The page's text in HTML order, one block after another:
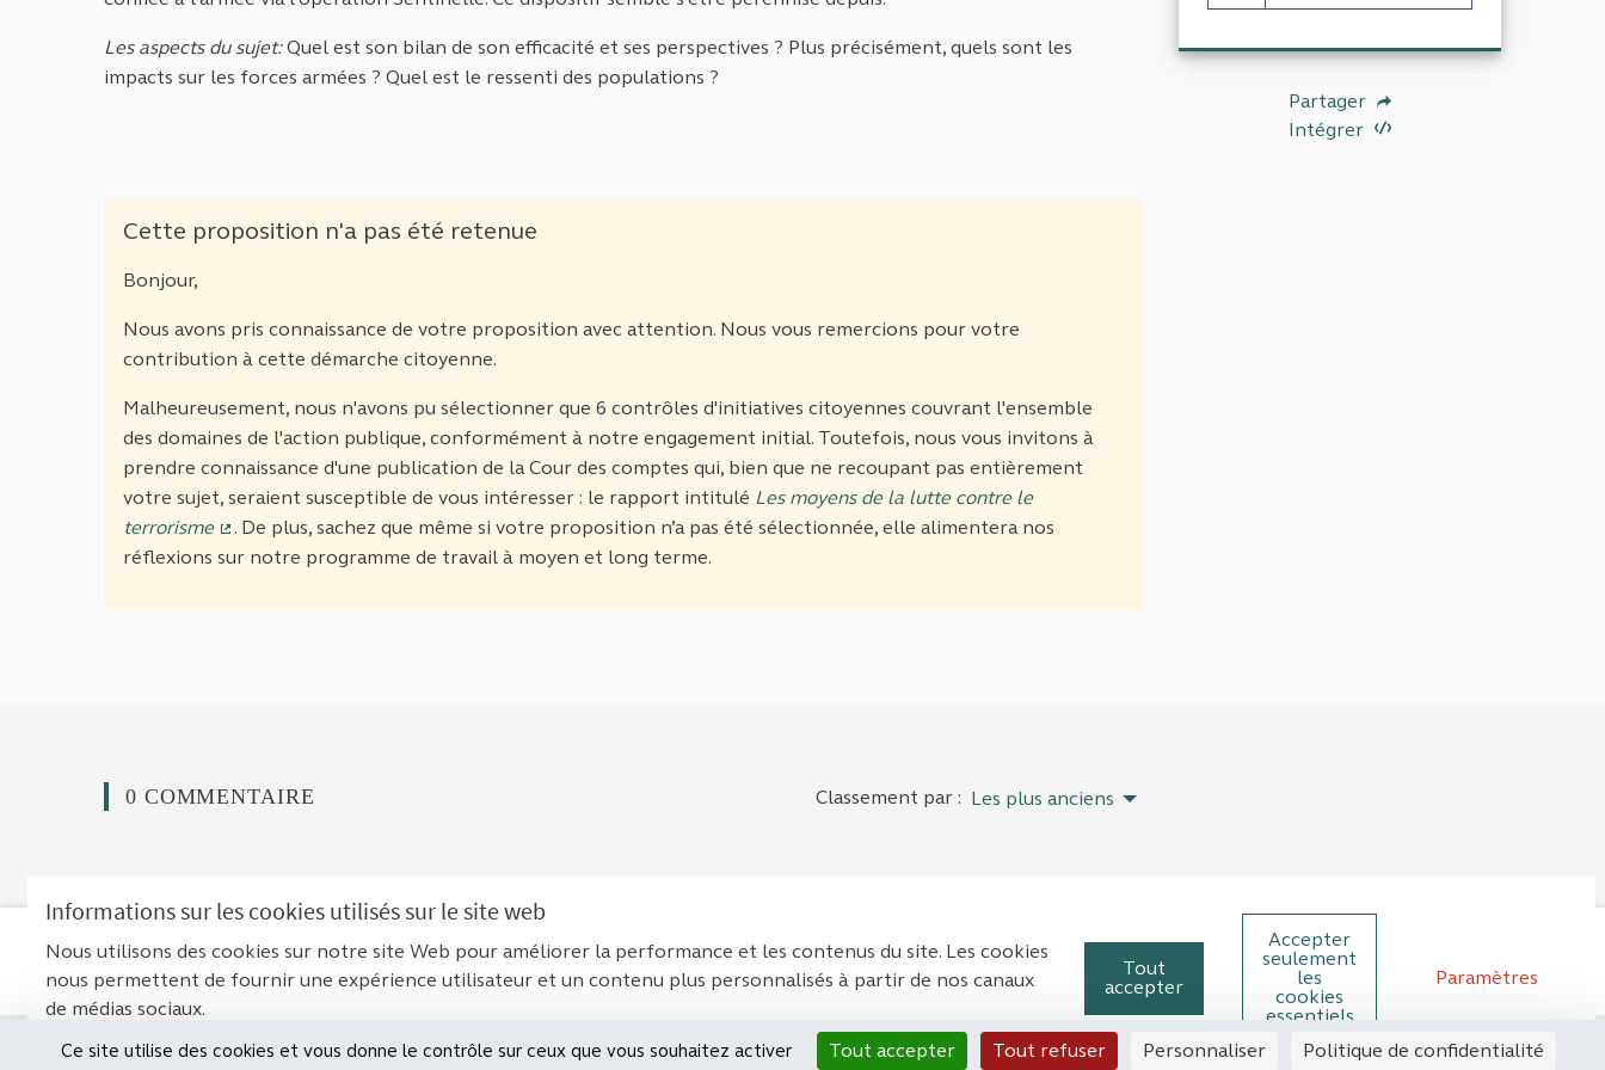
Informations sur les cookies utilisés sur le site web
Nous utilisons des cookies sur notre site Web pour améliorer la performance et les contenus du site. Les cookies
nous permettent de fournir une expérience utilisateur et un contenu plus personnalisés à partir de nos canaux
de médias sociaux.
Tout
accepter
Accepter
seulement
les
cookies
essentiels
Paramètres
Les aspects du sujet:Quel est son bilan de son efficacité et ses perspectives ? Plus précisément, quels sont les
impacts sur les forces armées ? Quel est le ressenti des populations ?
Cette proposition n'a pas été retenue
Bonjour,
Nous avons pris connaissance de votre proposition avec attention. Nous vous remercions pour votre
contribution à cette démarche citoyenne.
Malheureusement, nous n'avons pu sélectionner que 6 contrôles d'initiatives citoyennes couvrant l'ensemble
des domaines de l'action publique, conformément à notre engagement initial. Toutefois, nous vous invitons à
prendre connaissance d'une publication de la Cour des comptes qui, bien que ne recoupant pas entièrement
votre sujet, seraient susceptible de vous intéresser : le rapport intitulé Les moyens de la lutte contre le
terrorisme
(Lien externe)
. De plus, sachez que même si votre proposition n’a pas été sélectionnée, elle alimentera nos
réflexions sur notre programme de travail à moyen et long terme.
7 abonnés
Partager
Intégrer
0 COMMENTAIRE Classement par : Les plus anciens
Mentions légales Contact
Accessibilité : non conforme
Paramètres des cookies
Plateforme de participation de la
Plateforme de participation de
Plateforme de participation
Site réalisé parOpen Source Politics
grâce aulogiciel libre Decidim
.
Ce site utilise des cookies et vous donne le contrôle sur ceux que vous souhaitez activer Tout accepter Tout refuser Personnaliser Politique de confidentialité